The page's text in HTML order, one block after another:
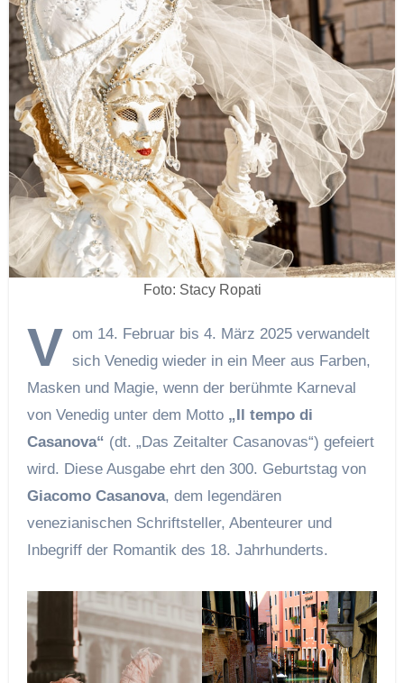
Foto: Stacy Ropati
V om 14. Februar bis 4. März 2025 verwandelt
sich Venedig wieder in ein Meer aus Farben,
Masken und Magie, wenn der berühmte Karneval
von Venedig unter dem Motto „Il tempo di
Casanova“ (dt. „Das Zeitalter Casanovas“) gefeiert
wird. Diese Ausgabe ehrt den 300. Geburtstag von
Giacomo Casanova, dem legendären
venezianischen Schriftsteller, Abenteurer und
Inbegriff der Romantik des 18. Jahrhunderts.